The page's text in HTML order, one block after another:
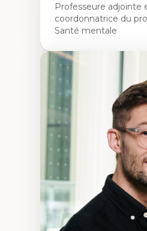
Professeure adjointe
coordonnatrice du
Santé mentale
Expertises
Neuropsychiatrie et
Direction d'essais
Analyse des politiques
mentale
Développement de
cliniques
Collaboration
Leadership en
Développement de
Collaboration avec des
pharmaceutiques
Rédaction de
politiques
Enseignement et